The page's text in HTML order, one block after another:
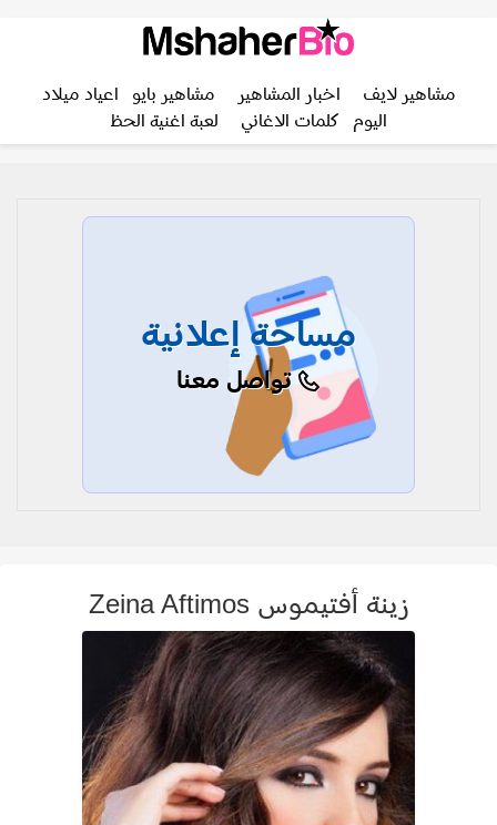
مشاهير لايف اخبار المشاهير مشاهير بايو
اعياد ميلاد
اليوم
كلمات الاغاني لعبة اغنية الحظ
مساحة إعلانية
تواصل معنا
زينة أفتيموس Zeina Aftimos